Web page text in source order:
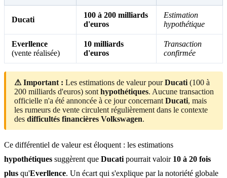
Ducati
100 à 200 milliards
d'euros
Estimation
hypothétique
Everllence
(vente réalisée)
10 milliards
d'euros
Transaction
confirmée
⚠ Important : Les estimations de valeur pourDucati (100 à
200 milliards d'euros) sont hypothétiques. Aucune transaction
officielle n'a été annoncée à ce jour concernant Ducati, mais
les rumeurs de vente circulent régulièrement dans le contexte
des difficultés financières Volkswagen.
Ce différentiel de valeur est éloquent : les estimations
hypothétiques suggèrent que Ducati pourrait valoir 10 à 20 fois
plus qu'Everllence. Un écart qui s'explique par la notoriété globale